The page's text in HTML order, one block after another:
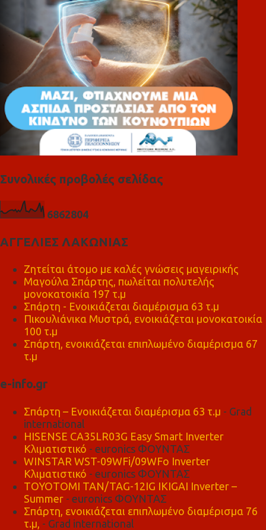
Συνολικές προβολές σελίδας
6862804
ΑΓΓΕΛΙΕΣ ΛΑΚΩΝΙΑΣ
Ζητείται άτομο με καλές γνώσεις μαγειρικής
Μαγούλα Σπάρτης, πωλείται πολυτελής
μονοκατοικία 197 τ.μ
Σπάρτη - Ενοικιάζεται διαμέρισμα 63 τ.μ
Πικουλιάνικα Μυστρά, ενοικιάζεται μονοκατοικία
100 τ.μ
Σπάρτη, ενοικιάζεται επιπλωμένο διαμέρισμα 67
τ.μ
e-info.gr
Σπάρτη – Ενοικιάζεται διαμέρισμα 63 τ.μ - Grad
international
HISENSE CA35LR03G Easy Smart Inverter
Κλιματιστικό - euronics ΦΟΥΝΤΑΣ
WINSTAR WST-09WFi/09WFo Inverter
Κλιματιστικό - euronics ΦΟΥΝΤΑΣ
TOYOTOMI TAN/TAG-12IG IKIGAI Inverter –
Summer - euronics ΦΟΥΝΤΑΣ
Σπάρτη, ενοικιάζεται επιπλωμένο διαμέρισμα 76
τ.μ, - Grad international